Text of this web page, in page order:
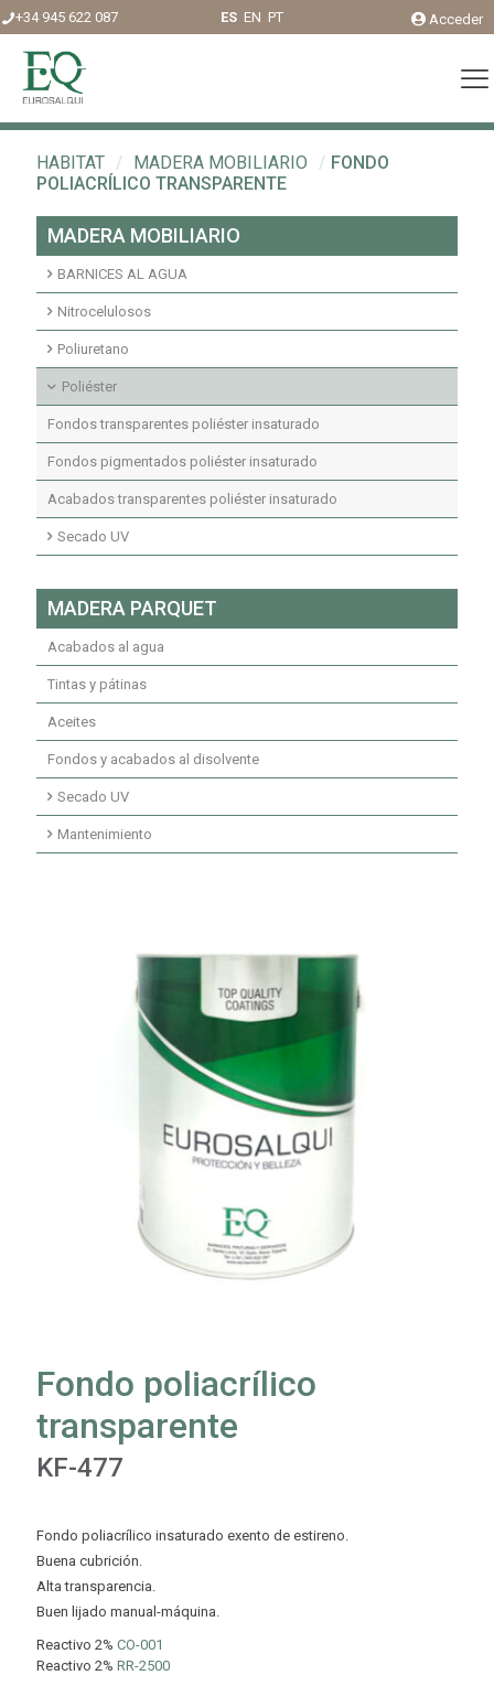
+34 945 622 087 ES EN PT Acceder
HABITAT / MADERA MOBILIARIO / FONDO
POLIACRÍLICO TRANSPARENTE
MADERA MOBILIARIO
BARNICES AL AGUA
Acabados agua interior
Fondos agua interior
Nitrocelulosos
Fondos Nitrocelulosos
Acabados nitrocelulosos
Poliuretano
Imprimaciones y fondos transparentes poliuretano
Imprimaciones y fondos pigmentados poliuretano
Acabados pigmentados poliuretano
Acabados transparentes poliuretano
Fondos y acabados poliuretano ignífugos
Poliéster
Fondos transparentes poliéster insaturado
Fondos pigmentados poliéster insaturado
Acabados transparentes poliéster insaturado
Secado UV
Fondos pigmentados secados UV
Acabados secados UV
MADERA PARQUET
Acabados al agua
Tintas y pátinas
Aceites
Fondos y acabados al disolvente
Secado UV
Imprimaciones secado UV
Mantenimiento
Fondo poliacrílico
transparente
KF-477
Fondo poliacrílico insaturado exento de estireno.
Buena cubrición.
Alta transparencia.
Buen lijado manual-máquina.
Reactivo 2% CO-001
Reactivo 2% RR-2500